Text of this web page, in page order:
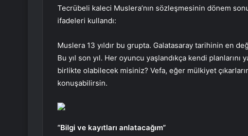
Tecrübeli kaleci Muslera’nın sözleşmesinin dönem
ifadeleri kullandı:
Muslera 13 yıldır bu grupta. Galatasaray tarihinin en
Bu yıl son yıl. Her oyuncu yaşlandıkça kendi
birlikte olabilecek misiniz? Vefa, eğer mülkiyet
konuşabilirsin.
“Bilgi ve kayıtları anlatacağım”